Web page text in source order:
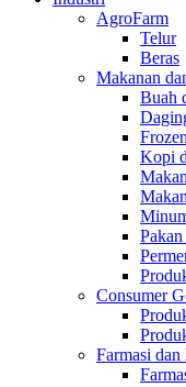
AgroFarm
Telur
Beras
Makanan
Buah
Kopi
Consumer
Farmasi dan